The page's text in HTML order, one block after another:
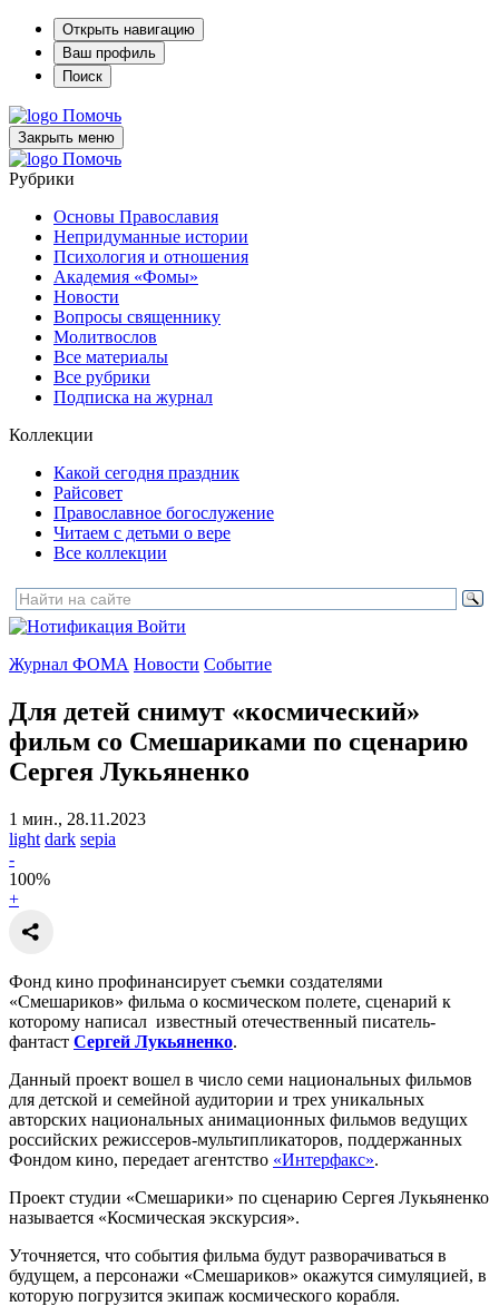
Открыть навигацию
Ваш профиль
Поиск
Помочь
Закрыть меню
Помочь
Рубрики
Основы Православия
Непридуманные истории
Психология и отношения
Академия «Фомы»
Новости
Вопросы священнику
Молитвослов
Все материалы
Все рубрики
Подписка на журнал
Коллекции
Какой сегодня праздник
Райсовет
Православное богослужение
Читаем с детьми о вере
Все коллекции
Войти
Журнал ФОМА Новости Событие
Для детей снимут «космический»
фильм со Смешариками по сценарию
Сергея Лукьяненко
1 мин., 28.11.2023
light dark sepia
-
100%
+
Фонд кино профинансирует съемки создателями
«Смешариков» фильма о космическом полете, сценарий к
которому написал известный отечественный писатель-
фантаст Сергей Лукьяненко.
Данный проект вошел в число семи национальных фильмов
для детской и семейной аудитории и трех уникальных
авторских национальных анимационных фильмов ведущих
российских режиссеров-мультипликаторов, поддержанных
Фондом кино, передает агентство «Интерфакс».
Проект студии «Смешарики» по сценарию Сергея Лукьяненко
называется «Космическая экскурсия».
Уточняется, что события фильма будут разворачиваться в
будущем, а персонажи «Смешариков» окажутся симуляцией, в
которую погрузится экипаж космического корабля.